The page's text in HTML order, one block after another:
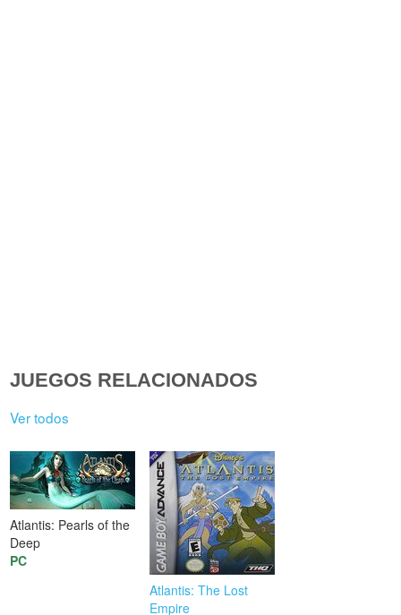
JUEGOS RELACIONADOS
Ver todos
Atlantis: Pearls of the
Deep
PC
Atlantis: The Lost
Empire